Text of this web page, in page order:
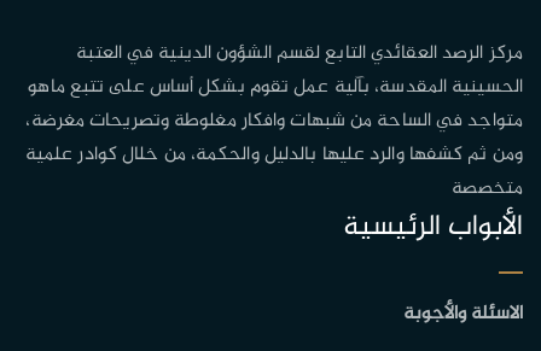
مركز الرصد العقائدي التابع لقسم الشؤون الدينية في العتبة
الحسينية المقدسة، بآلية عمل تقوم بشكل أساس على تتبع ماهو
متواجد في الساحة من شبهات وافكار مغلوطة وتصريحات مغرضة،
ومن ثم كشفها والرد عليها بالدليل والحكمة، من خلال كوادر علمية
متخصصة
الأبواب الرئيسية
الاسئلة والأجوبة